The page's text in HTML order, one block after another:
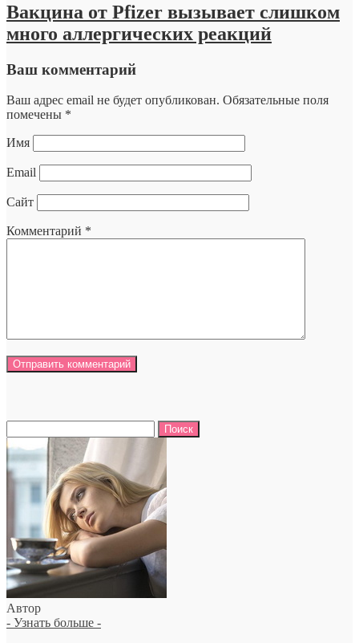
Вакцина от Pfizer вызывает слишком
много аллергических реакций
Ваш комментарий
Ваш адрес email не будет опубликован. Обязательные поля
помечены *
Имя
Email
Сайт
Комментарий *
Автор
- Узнать больше -